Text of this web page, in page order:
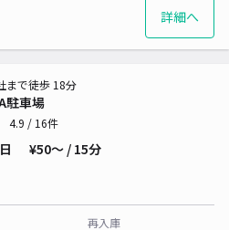
詳細へ
駐車場
まで徒歩 18分
4.9 / 16件
¥50〜 / 15分
再入庫